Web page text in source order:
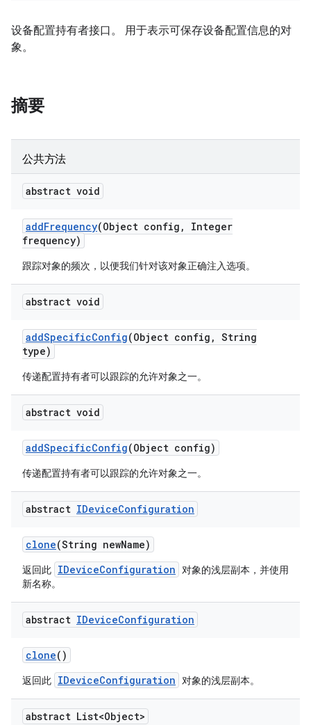
设备配置持有者接口。 用于表示可保存设备配置信息的对
象。
摘要
公共方法
abstract void
addFrequency(Object config ,
Integer
frequency)
跟踪对象的频次，以便我们针对该对象正确注入选项。
abstract void
addSpecificConfig(Object config , String
type)
传递配置持有者可以跟踪的允许对象之一。
abstract void
addSpecificConfig(Object config)
传递配置持有者可以跟踪的允许对象之一。
abstract IDeviceConfiguration
clone(String newName)
返回此 IDeviceConfiguration 对象的浅层副本，并使用
新名称。
abstract IDeviceConfiguration
clone()
返回此 IDeviceConfiguration 对象的浅层副本。
abstract List<Object>